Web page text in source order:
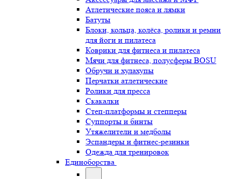
Атлетические пояса и лямки
Батуты
Блоки, кольца, колёса, ролики и ремни
для йоги и пилатеса
Коврики для фитнеса и пилатеса
Мячи для фитнеса, полусферы BOSU
Обручи и хулахупы
Перчатки атлетические
Ролики для пресса
Скакалки
Степ-платформы и степперы
Суппорты и бинты
Утяжелители и медболы
Эспандеры и фитнес-резинки
Одежда для тренировок
Единоборства